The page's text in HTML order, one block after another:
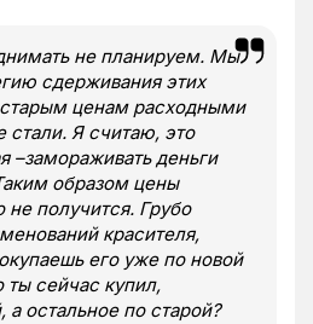
не планируем. Мы
сдерживания этих
старым ценам расходными
Я считаю, это
–замораживать деньги
образом цены
не получится. Грубо
красителя,
его уже по новой
ты сейчас купил,
а остальное по старой?